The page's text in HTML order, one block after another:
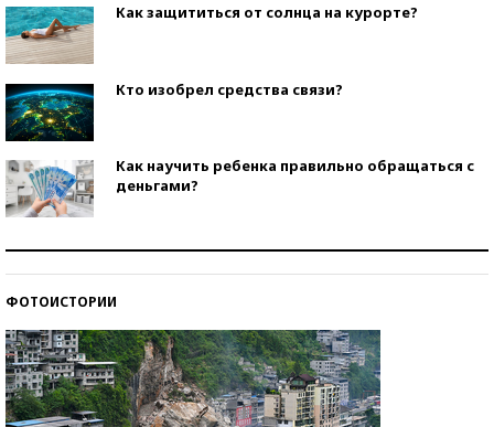
Как защититься от солнца на курорте?
Кто изобрел средства связи?
Как научить ребенка правильно обращаться с
деньгами?
ФОТОИСТОРИИ